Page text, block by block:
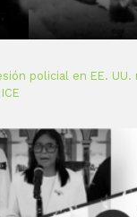
policial en EE.